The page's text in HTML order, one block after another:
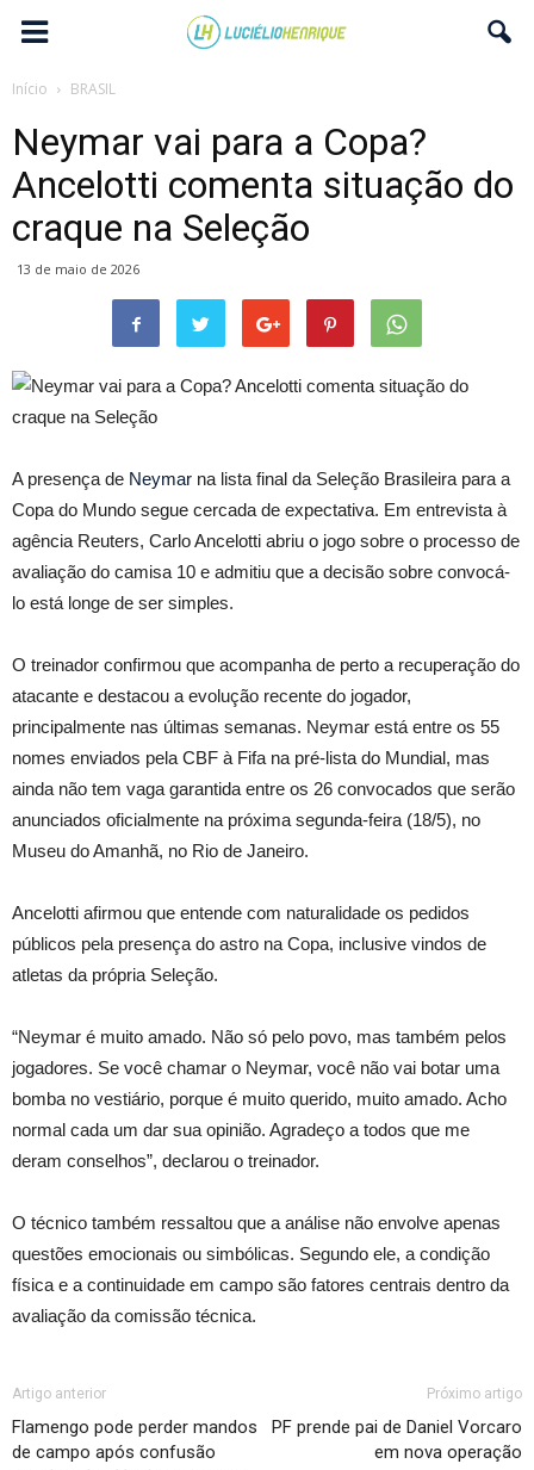
Início BRASIL
Neymar vai para a Copa?
Ancelotti comenta situação do
craque na Seleção
13 de maio de 2026
A presença de Neymar na lista final da Seleção Brasileira para a
Copa do Mundo segue cercada de expectativa. Em entrevista à
agência Reuters, Carlo Ancelotti abriu o jogo sobre o processo de
avaliação do camisa 10 e admitiu que a decisão sobre convocá-
lo está longe de ser simples.
O treinador confirmou que acompanha de perto a recuperação do
atacante e destacou a evolução recente do jogador,
principalmente nas últimas semanas. Neymar está entre os 55
nomes enviados pela CBF à Fifa na pré-lista do Mundial, mas
ainda não tem vaga garantida entre os 26 convocados que serão
anunciados oficialmente na próxima segunda-feira (18/5), no
Museu do Amanhã, no Rio de Janeiro.
Ancelotti afirmou que entende com naturalidade os pedidos
públicos pela presença do astro na Copa, inclusive vindos de
atletas da própria Seleção.
“Neymar é muito amado. Não só pelo povo, mas também pelos
jogadores. Se você chamar o Neymar, você não vai botar uma
bomba no vestiário, porque é muito querido, muito amado. Acho
normal cada um dar sua opinião. Agradeço a todos que me
deram conselhos”, declarou o treinador.
O técnico também ressaltou que a análise não envolve apenas
questões emocionais ou simbólicas. Segundo ele, a condição
física e a continuidade em campo são fatores centrais dentro da
avaliação da comissão técnica.
Artigo anterior
Flamengo pode perder mandos
de campo após confusão
Próximo artigo
PF prende pai de Daniel Vorcaro
em nova operação